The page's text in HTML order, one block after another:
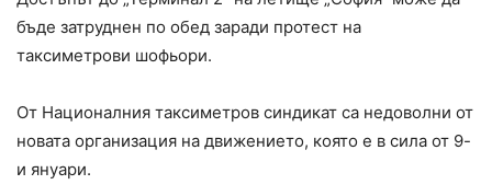
бъде затруднен по обед заради протест на
таксиметрови шофьори.
От Националния таксиметров синдикат са недоволни от
новата организация на движението, която е в сила от 9-
и януари.